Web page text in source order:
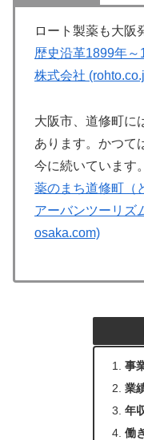
ロート製薬も大阪
歴史沿革1899年
株式会社
大阪市、道修町に
あります。かつて
今に続いています。
薬のまち道修町（
アーバンツーリズ
osaka.com)
事
業
年
働